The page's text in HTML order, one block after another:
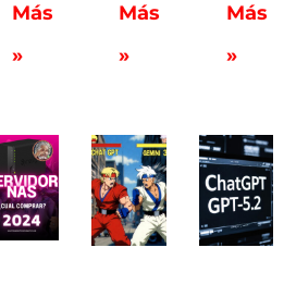
Más
»
Más
»
Más
»